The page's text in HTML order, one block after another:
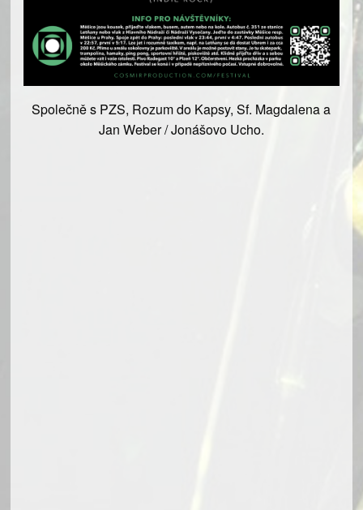
Společně s PZS, Rozum do Kapsy, Sf. Magdalena a
Jan Weber / Jonášovo Ucho.